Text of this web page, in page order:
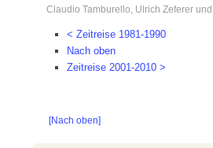
Claudio Tamburello, Ulrich Zeferer
< Zeitreise 1981-1990
Nach oben
Zeitreise 2001-2010 >
[Nach oben]